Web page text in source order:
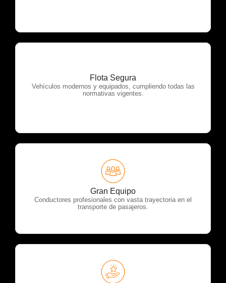
Flota Segura
Vehículos modernos y equipados, cumpliendo todas las
normativas vigentes.
OTP Servicios
Gran Equipo
Conductores profesionales con vasta trayectoria en el
transporte de pasajeros.
OTP Servicios